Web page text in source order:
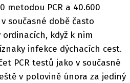
metodou PCR a 40.600
současné době často
když k nim
infekce dýchacích cest.
PCR testů jako v současné
v polovině února za jediný